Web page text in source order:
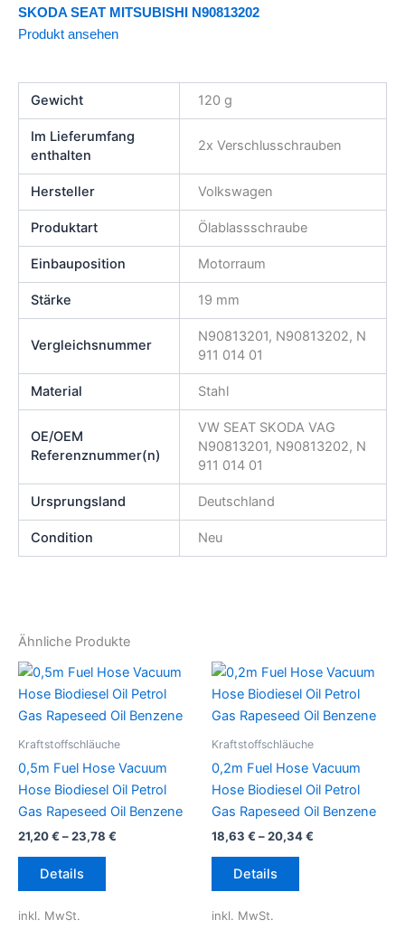
SKODA SEAT MITSUBISHI N90813202
Produkt ansehen
Gewicht 120 g
Im Lieferumfang
enthalten
2x Verschlusschrauben
Hersteller Volkswagen
Produktart Ölablassschraube
Einbauposition Motorraum
Stärke 19 mm
Vergleichsnummer
N90813201, N90813202, N
911 014 01
Material Stahl
OE/OEM
Referenznummer(n)
VW SEAT SKODA VAG
N90813201, N90813202, N
911 014 01
Ursprungsland Deutschland
Condition Neu
Ähnliche Produkte
Kraftstoffschläuche
0,5m Fuel Hose Vacuum
Hose Biodiesel Oil Petrol
Gas Rapeseed Oil Benzene
21,20€ –23,78 €
Details
Dieses
inkl. MwSt.
Kraftstoffschläuche
0,2m Fuel Hose Vacuum
Hose Biodiesel Oil Petrol
Gas Rapeseed Oil Benzene
18,63 € –20,34€
Details
Dieses
inkl. MwSt.